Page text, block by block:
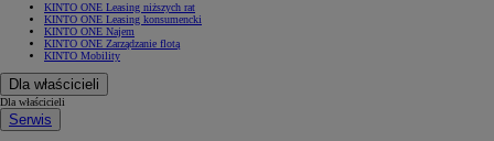
KINTO ONE Leasing niższych rat
KINTO ONE Leasing konsumencki
KINTO ONE Najem
KINTO ONE Zarządzanie flotą
KINTO Mobility
Dla właścicieli
Dla właścicieli
Serwis